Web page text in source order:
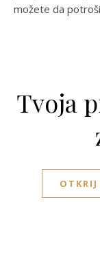
možete da
Tvoja